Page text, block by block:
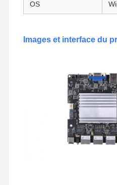
Carte mère industrielle
Carte mère pare-feu
OS
Images et interface du